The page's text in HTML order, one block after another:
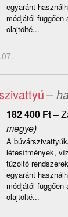
egyaránt
módjától függően
olajtölté...
–
182 400 Ft–
megye)
A
létesítmények,
tűzoltó
egyaránt
módjától függően
olajtölté...